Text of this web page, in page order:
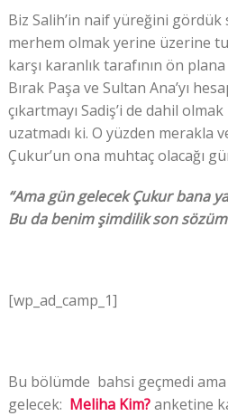
Biz Salih’in naif yüreğini gördük
merhem olmak yerine üzerine
karşı karanlık tarafının ön plana
Bırak Paşa ve Sultan Ana’yı
çıkartmayı Sadiş’i de dahil
uzatmadı ki. O yüzden merakla
Çukur’un ona muhtaç olacağı
“Ama gün gelecek Çukur bana
Bu da benim şimdilik son
[wp_ad_camp_1]
Bu bölümde bahsi geçmedi ama
gelecek: Meliha Kim?anketine